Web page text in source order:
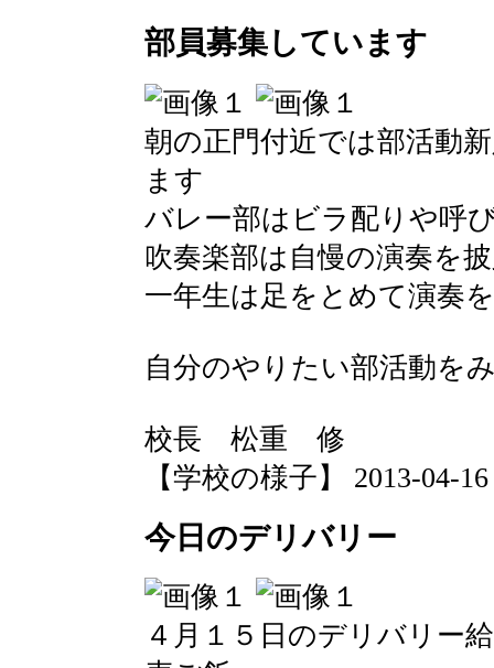
部員募集しています
朝の正門付近では部活動
ます
バレー部はビラ配りや呼
吹奏楽部は自慢の演奏を
一年生は足をとめて演奏
自分のやりたい部活動を
校長 松重 修
【学校の様子】 2013-04-
今日のデリバリー
４月１５日のデリバリー